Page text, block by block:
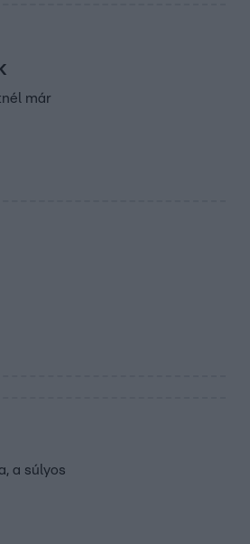
már
a súlyos